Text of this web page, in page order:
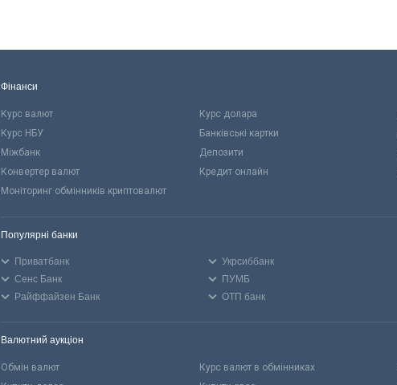
Фінанси
Курс валют Курс долара
Курс НБУ
Банківські картки
Міжбанк
Депозити
Конвертер валют
Кредит онлайн
Моніторинг обмінників криптовалют
Популярні банки
Приватбанк Укрсиббанк
Сенс Банк
ПУМБ
Райффайзен Банк
ОТП банк
Валютний аукціон
Обмін валют Курс валют в обмінниках